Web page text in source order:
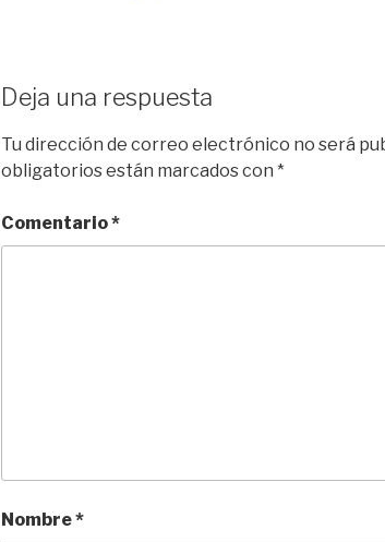
Deja una respuesta
Tu dirección de correo electrónico no será
obligatorios están marcados con *
Comentario*
Nombre*